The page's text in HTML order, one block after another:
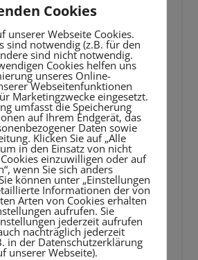
Cookies
unserer Webseite Cookies.
sind notwendig (z.B. für den
sind nicht notwendig.
Cookies helfen uns
unseres Online-
Webseitenfunktionen
Marketingzwecke eingesetzt.
umfasst die Speicherung
auf Ihrem Endgerät, das
Daten sowie
Klicken Sie auf „Alle
in den Einsatz von nicht
einzuwilligen oder auf
wenn Sie sich anders
können unter „Einstellungen
Informationen der von
Arten von Cookies erhalten
aufrufen. Sie
jederzeit aufrufen
nachträglich jederzeit
in der Datenschutzerklärung
unserer Webseite).